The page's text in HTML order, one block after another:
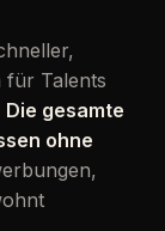
Talents
Die gesamte
ohne